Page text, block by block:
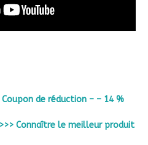
de réduction – – 14 %
Connaître le meilleur produit